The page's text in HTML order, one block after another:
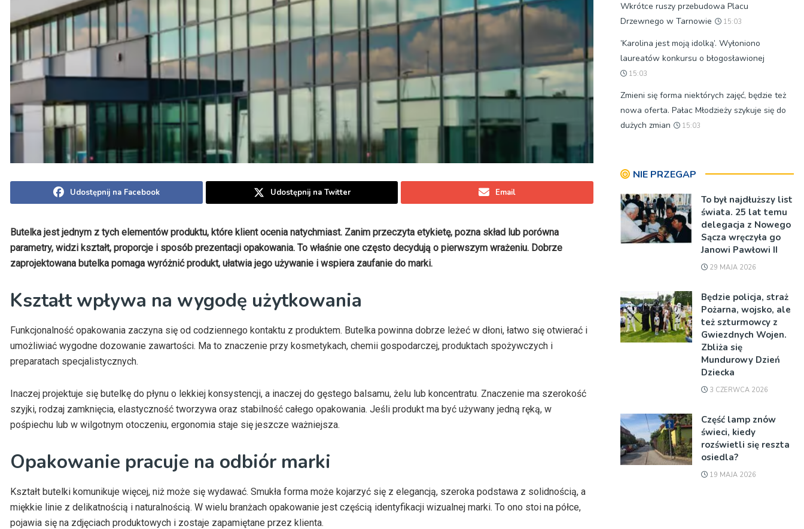
Udostępnij na Facebook Udostępnij na Twitter Email
Butelka jest jednym z tych elementów produktu, które klient ocenia natychmiast. Zanim przeczyta etykietę, pozna skład lub porówna
parametry, widzi kształt, proporcje i sposób prezentacji opakowania. To właśnie one często decydują o pierwszym wrażeniu. Dobrze
zaprojektowana butelka pomaga wyróżnić produkt, ułatwia jego używanie i wspiera zaufanie do marki.
Kształt wpływa na wygodę użytkowania
Funkcjonalność opakowania zaczyna się od codziennego kontaktu z produktem. Butelka powinna dobrze leżeć w dłoni, łatwo się otwierać i
umożliwiać wygodne dozowanie zawartości. Ma to znaczenie przy kosmetykach, chemii gospodarczej, produktach spożywczych i
preparatach specjalistycznych.
Inaczej projektuje się butelkę do płynu o lekkiej konsystencji, a inaczej do gęstego balsamu, żelu lub koncentratu. Znaczenie ma szerokość
szyjki, rodzaj zamknięcia, elastyczność tworzywa oraz stabilność całego opakowania. Jeśli produkt ma być używany jedną ręką, w
pośpiechu lub w wilgotnym otoczeniu, ergonomia staje się jeszcze ważniejsza.
Opakowanie pracuje na odbiór marki
Kształt butelki komunikuje więcej, niż może się wydawać. Smukła forma może kojarzyć się z elegancją, szeroka podstawa z solidnością, a
miękkie linie z delikatnością i naturalnością. W wielu branżach opakowanie jest częścią identyfikacji wizualnej marki. To ono stoi na półce,
pojawia się na zdjęciach produktowych i zostaje zapamiętane przez klienta.
Wkrótce ruszy przebudowa Placu
Drzewnego w Tarnowie
15:03
’Karolina jest moją idolką’. Wyłoniono
laureatów konkursu o błogosławionej
15:03
Zmieni się forma niektórych zajęć, będzie też
nowa oferta. Pałac Młodzieży szykuje się do
dużych zmian
15:03
NIE PRZEGAP
To był najdłuższy list
świata. 25 lat temu
delegacja z Nowego
Sącza wręczyła go
Janowi Pawłowi II
29 MAJA 2026
Będzie policja, straż
Pożarna, wojsko, ale
też szturmowcy z
Gwiezdnych Wojen.
Zbliża się
Mundurowy Dzień
Dziecka
3 CZERWCA 2026
Część lamp znów
świeci, kiedy
rozświetli się reszta
osiedla?
19 MAJA 2026